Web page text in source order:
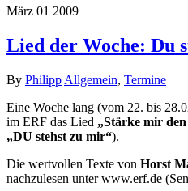
März 01 2009
Lied der Woche: Du
By Philipp Allgemein, Termine
Eine Woche lang (vom 22. bis
im ERF das Lied „Stärke mir
„DU stehst zu mir“).
Die wertvollen Texte von Horst
nachzulesen unter www.erf.de